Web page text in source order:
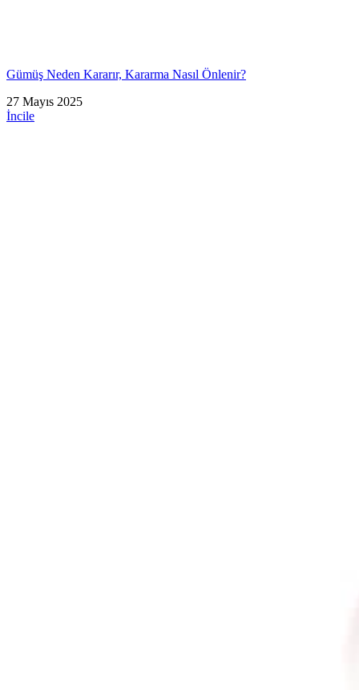
Gümüş Neden Kararır, Kararma Nasıl Önlenir?
27 Mayıs 2025
İncile